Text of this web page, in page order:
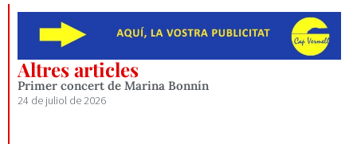
Altres articles
Primer concert de Marina Bonnín
24 de juliol de 2026